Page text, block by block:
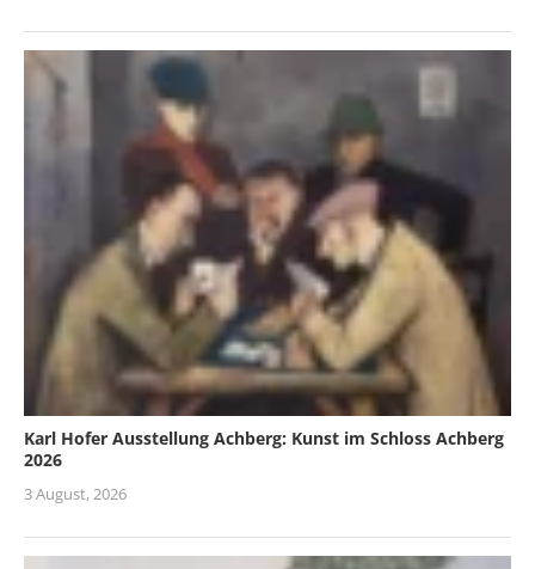
Karl Hofer Ausstellung Achberg: Kunst im Schloss Achberg
2026
3 August, 2026